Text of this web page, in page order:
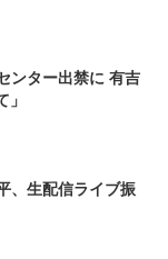
ンター出禁に 有吉
、生配信ライブ振